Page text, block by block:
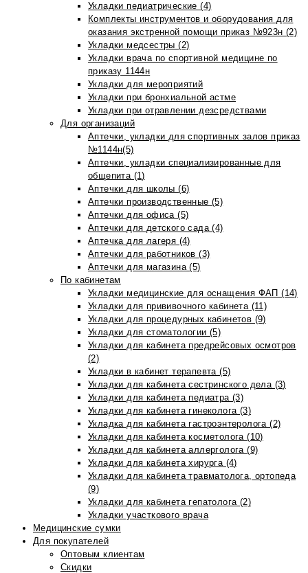
Укладки педиатрические (4)
Комплекты инструментов и оборудования для
оказания экстренной помощи приказ №923н (2)
Укладки медсестры (2)
Укладки врача по спортивной медицине по
приказу 1144н
Укладки для мероприятий
Укладки при бронхиальной астме
Укладки при отравлении дезсредствами
Для организаций
Аптечки, укладки для спортивных залов приказ
№1144н(5)
Аптечки, укладки специализированные для
общепита (1)
Аптечки для школы (6)
Аптечки производственные (5)
Аптечки для офиса (5)
Аптечки для детского сада (4)
Аптечка для лагеря (4)
Аптечки для работников (3)
Аптечки для магазина (5)
По кабинетам
Укладки медицинские для оснащения ФАП (14)
Укладки для прививочного кабинета (11)
Укладки для процедурных кабинетов (9)
Укладки для стоматологии (5)
Укладки для кабинета предрейсовых осмотров
(2)
Укладки в кабинет терапевта (5)
Укладки для кабинета сестринского дела (3)
Укладки для кабинета педиатра (3)
Укладки для кабинета гинеколога (3)
Укладка для кабинета гастроэнтеролога (2)
Укладки для кабинета косметолога (10)
Укладки для кабинета аллерголога (9)
Укладки для кабинета хирурга (4)
Укладки для кабинета травматолога, ортопеда
(9)
Укладки для кабинета гепатолога (2)
Укладки участкового врача
Медицинские сумки
Для покупателей
Оптовым клиентам
Скидки